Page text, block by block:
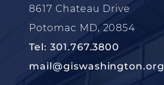
8617 Chateau Drive
Potomac MD, 20854
Tel: 301.767.3800
mail@giswashington.org